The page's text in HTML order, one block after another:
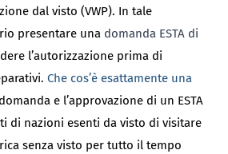
dal visto (VWP). In tale
presentare una domanda ESTA di
l’autorizzazione prima di
Che cos’è esattamente una
e l’approvazione di un ESTA
di nazioni esenti da visto di visitare
senza visto per tutto il tempo